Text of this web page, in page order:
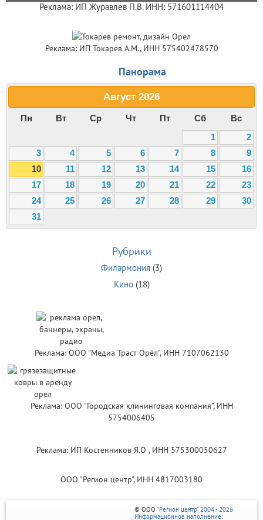
Реклама: ИП Журавлев П.В. ИНН: 571601114404
Реклама: ИП Токарев А.М., ИНН 575402478570
Панорама
Август 2026
Пн Вт Ср Чт Пт Сб
Вс
1
2
3
4 5 6 7 8
9
10
11 12 13 14 15
16
17
18 19 20 21 22
23
24
25 26 27 28 29
30
31
Рубрики
Филармония (3)
Кино(18)
Реклама: ООО "Медиа Траст Орёл", ИНН 7107062130
Реклама: ООО "Городская клининговая компания", ИНН
5754006405
Реклама: ИП Костенников Я.О , ИНН 575300050627
ООО "Регион центр", ИНН 4817003180
© ООО "Регион центр" 2004 - 2026
Информационное наполнение: